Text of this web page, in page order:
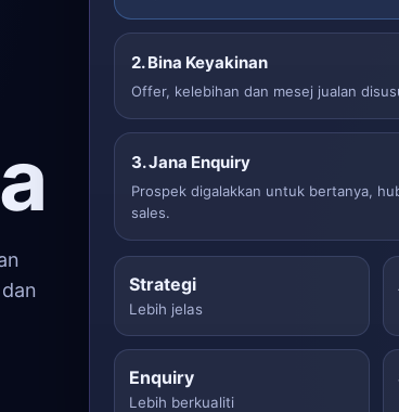
2. Bina Keyakinan
Offer, kelebihan dan mesej jualan
3. Jana Enquiry
Prospek digalakkan untuk bertanya,
sales.
Strategi
Lebih jelas
Enquiry
Lebih berkualiti